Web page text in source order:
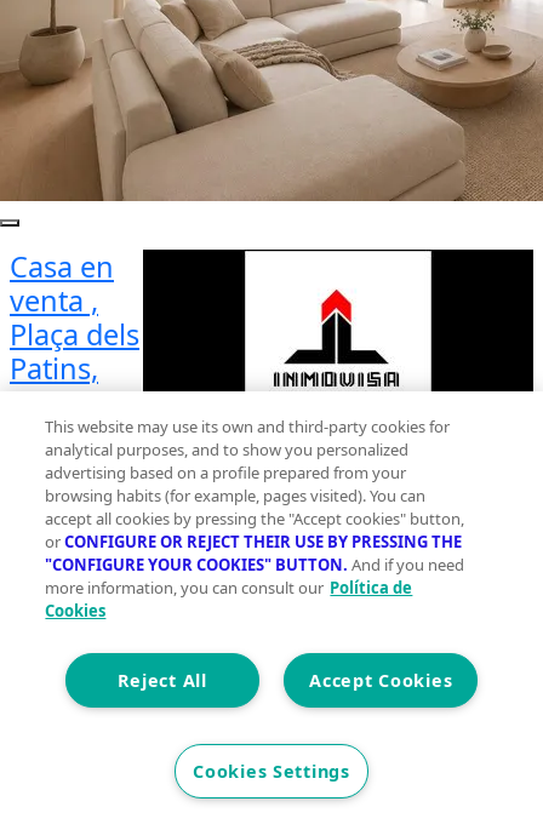
Casa en
venta ,
Plaça dels
Patins,
Palma de
Mallorca
Planta 5 |
Con
ascensor
135 m2
Et. EnergéticaCons.E
Precio
This website may use its own and third-party cookies for
analytical purposes, and to show you personalized
advertising based on a profile prepared from your
browsing habits (for example, pages visited). You can
accept all cookies by pressing the "Accept cookies" button,
orCONFIGURE OR REJECT THEIR USE BY PRESSING THE
"CONFIGURE YOUR COOKIES" BUTTON. And if you need
more information, you can consult our Política de
Cookies
Accept Cookies
Reject All
Cookies Settings